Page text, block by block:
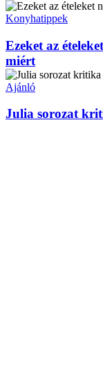
Konyhatippek
Ezeket az
miért
Ajánló
Julia sorozat